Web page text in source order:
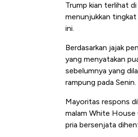
Trump kian terlihat
menunjukkan
ini.
Berdasarkan jajak
yang menyatakan
sebelumnya yang
rampung pada Senin.
Mayoritas respons
malam White House
pria bersenjata